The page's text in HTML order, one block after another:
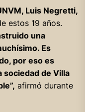
Luis Negretti,
estos 19 años.
una
Es
por eso es
sociedad de Villa
afirmó durante